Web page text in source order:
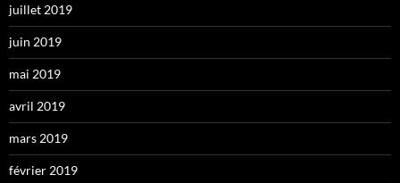
juillet 2019
juin 2019
mai 2019
avril 2019
mars 2019
février 2019